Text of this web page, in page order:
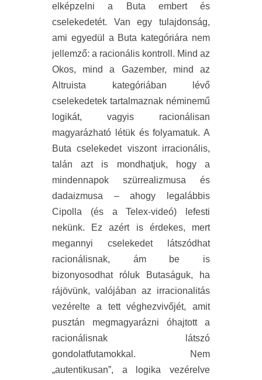
elképzelni a Buta embert és
cselekedetét. Van egy tulajdonság,
ami egyedül a Buta kategóriára nem
jellemző: a racionális kontroll. Mind az
Okos, mind a Gazember, mind az
Altruista kategóriában lévő
cselekedetek tartalmaznak néminemű
logikát, vagyis racionálisan
magyarázható létük és folyamatuk. A
Buta cselekedet viszont irracionális,
talán azt is mondhatjuk, hogy a
mindennapok szürrealizmusa és
dadaizmusa – ahogy legalábbis
Cipolla (és a Telex-videó) lefesti
nekünk. Ez azért is érdekes, mert
megannyi cselekedet látszódhat
racionálisnak, ám be is
bizonyosodhat róluk Butaságuk, ha
rájövünk, valójában az irracionalitás
vezérelte a tett véghezvivőjét, amit
pusztán megmagyarázni óhajtott a
racionálisnak látszó
gondolatfutamokkal. Nem
„autentikusan”, a logika vezérelve